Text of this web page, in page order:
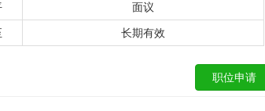
面议
长期有效